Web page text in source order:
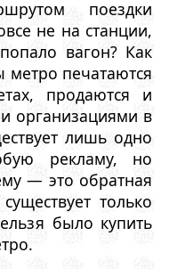
поездки
не на станции,
вагон? Как
печатаются
продаются и
организациями в
лишь одно
рекламу, но
— это обратная
только
было купить